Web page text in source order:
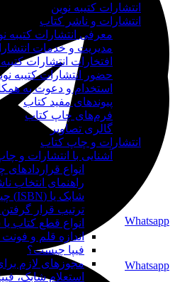
Whatsapp
Whatsapp
انتشارات کتیبه نوین
انتشارات و ناشر کتاب
معرفی انتشارات کتیبه
مدیریت و خدمات
افتخارات انتشارات
حضور انتشارات کتیبه
استخدام و دعوت به
پیوندهای مفید کتاب
فرم‌های چاپ کتاب
گالری تصاویر
انتشارات و چاپ کتاب
آشنایی با انتشارات و
انواع
راهنمای انتخاب
شابک یا (ISBN) چیست؟
ترتیب قرار
انواع قطع کتاب
اندازه قلم و فونت
فیپا چیست؟
مجوزهای لازم
استعلام شابک،